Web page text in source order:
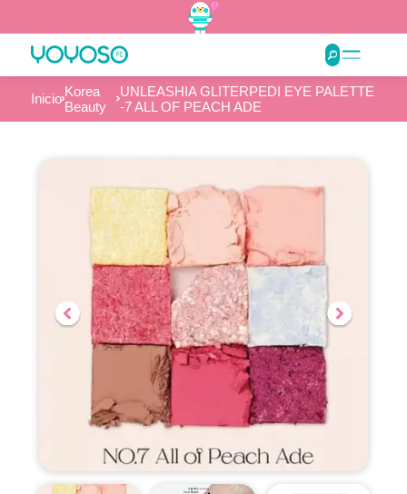
Inicio Korea
Beauty
UNLEASHIA GLITERPEDI EYE PALETTE
-7 ALL OF PEACH ADE